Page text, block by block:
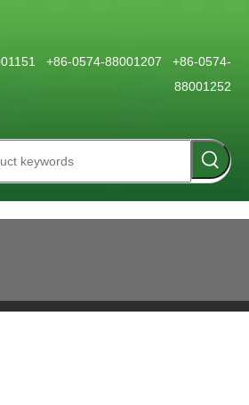
+86-0574-88001207 +86-0574-
88001252